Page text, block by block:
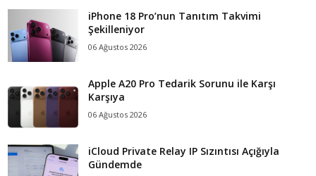
iPhone 18 Pro’nun Tanıtım Takvimi
Şekilleniyor
06 Ağustos 2026
Apple A20 Pro Tedarik Sorunu ile Karşı
Karşıya
06 Ağustos 2026
iCloud Private Relay IP Sızıntısı Açığıyla
Gündemde